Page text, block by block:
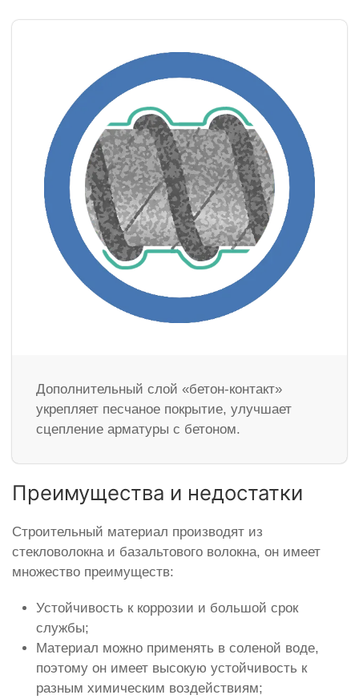
Дополнительный слой «бетон-контакт»
укрепляет песчаное покрытие, улучшает
сцепление арматуры с бетоном.
Преимущества и недостатки
Строительный материал производят из
стекловолокна и базальтового волокна, он имеет
множество преимуществ:
Устойчивость к коррозии и большой срок
службы;
Материал можно применять в соленой воде,
поэтому он имеет высокую устойчивость к
разным химическим воздействиям;